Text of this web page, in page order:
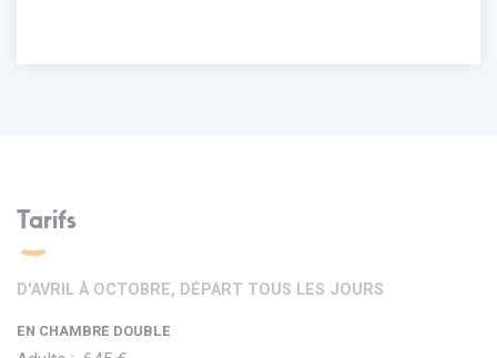
Tarifs
D'AVRIL À OCTOBRE, DÉPART TOUS LES JOURS
EN CHAMBRE DOUBLE